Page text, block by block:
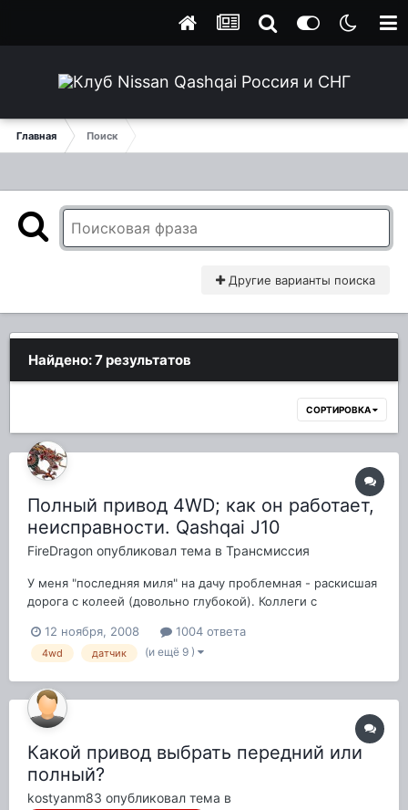
Главная Поиск
Другие варианты поиска
Найдено: 7 результатов
СОРТИРОВКА
Полный привод 4WD; как он работает,
неисправности. Qashqai J10
FireDragon опубликовал тема в Трансмиссия
У меня "последняя миля" на дачу проблемная - раскисшая
дорога с колеей (довольно глубокой). Коллеги с
своим 4x4 в грязи не поможет, только глубже зароется.
Еще проблема - выехать с учатка с разворотом через
12 ноября, 2008 1004 ответа
4wd датчик (и ещё 9 )
Какой привод выбрать передний или
полный?
kostyanm83 опубликовал тема в